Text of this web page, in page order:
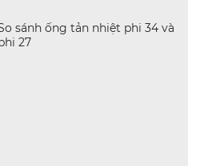
sánh ống tản nhiệt phi 34 và
27